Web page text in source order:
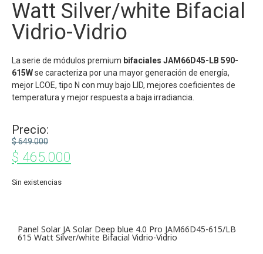
Watt Silver/white Bifacial
Vidrio-Vidrio
La serie de módulos premium bifaciales JAM66D45-LB 590-
615Wse caracteriza por una mayor generación de energía,
mejor LCOE, tipo N con muy bajo LID, mejores coeficientes de
temperatura y mejor respuesta a baja irradiancia.
Precio:
$649.000
$ 465.000
Sin existencias
Panel Solar JA Solar Deep blue 4.0 Pro JAM66D45-615/LB
615 Watt Silver/white Bifacial Vidrio-Vidrio